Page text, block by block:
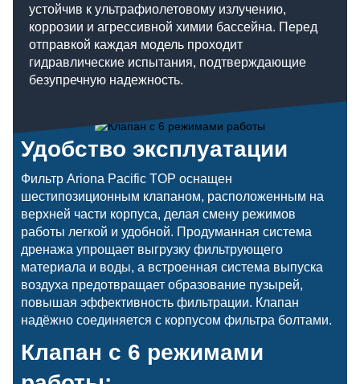
устойчив к ультрафиолетовому излучению,
коррозии и агрессивной химии бассейна. Перед
отправкой каждая модель проходит
гидравлические испытания, подтверждающие
безупречную надежность.
Удобство эксплуатации
Фильтр Ariona Pacific TOP оснащен
шестипозиционным клапаном, расположенным на
верхней части корпуса, делая смену режимов
работы легкой и удобной. Продуманная система
дренажа упрощает выгрузку фильтрующего
материала и воды, а встроенная система выпуска
воздуха предотвращает образование пузырей,
повышая эффективность фильтрации. Клапан
надёжно соединяется с корпусом фильтра болтами.
Клапан с 6 режимами